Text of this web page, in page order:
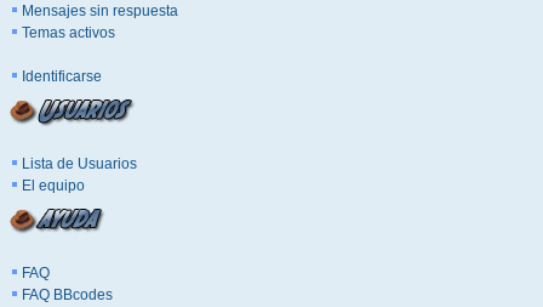
Mensajes sin respuesta
Temas activos
Identificarse
Lista de Usuarios
El equipo
FAQ
FAQ BBcodes